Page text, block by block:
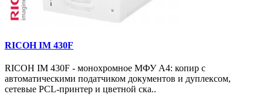
RICOH IM 430F
RICOH IM 430F - монохромное МФУ A4: копир с
автоматическими податчиком документов и дуплексом,
сетевые PCL-принтер и цветной ска..